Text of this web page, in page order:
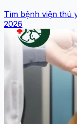
Tìm bệnh viện thú
2026